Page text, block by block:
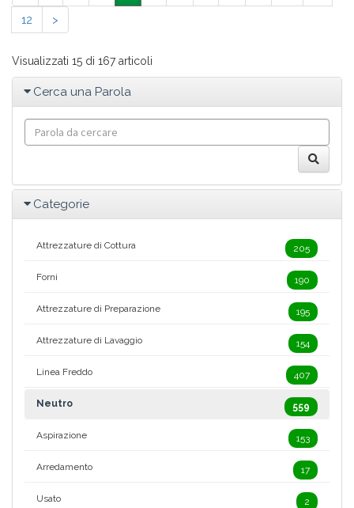
12 >
Visualizzati 15 di 167 articoli
Cerca una Parola
Categorie
Attrezzature di Cottura 205
Forni 190
Attrezzature di Preparazione 195
Attrezzature di Lavaggio 154
Linea Freddo 407
Neutro 559
Aspirazione 153
Arredamento 17
Usato 2